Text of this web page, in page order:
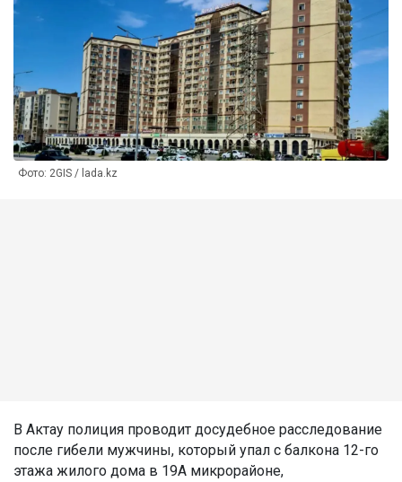
Фото: 2GIS / lada.kz
В Актау полиция проводит досудебное расследование
после гибели мужчины, который упал с балкона 12-го
этажа жилого дома в 19А микрорайоне,